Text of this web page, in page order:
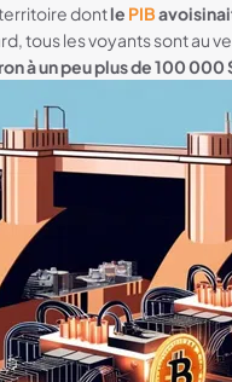
dontle PIB
tous les voyants sont au
à un peu plus de 100 000